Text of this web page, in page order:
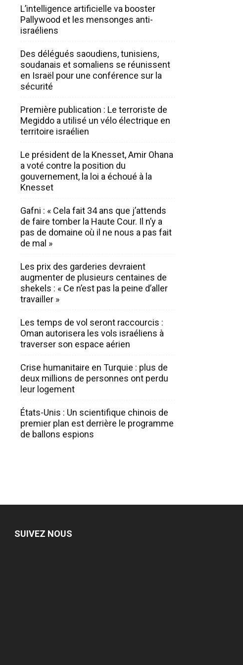
L’intelligence artificielle va booster
Pallywood et les mensonges anti-
israéliens
Des délégués saoudiens, tunisiens,
soudanais et somaliens se réunissent
en Israël pour une conférence sur la
sécurité
Première publication : Le terroriste de
Megiddo a utilisé un vélo électrique en
territoire israélien
Le président de la Knesset, Amir Ohana
a voté contre la position du
gouvernement, la loi a échoué à la
Knesset
Gafni : « Cela fait 34 ans que j’attends
de faire tomber la Haute Cour. Il n’y a
pas de domaine où il ne nous a pas fait
de mal »
Les prix des garderies devraient
augmenter de plusieurs centaines de
shekels : « Ce n’est pas la peine d’aller
travailler »
Les temps de vol seront raccourcis :
Oman autorisera les vols israéliens à
traverser son espace aérien
Crise humanitaire en Turquie : plus de
deux millions de personnes ont perdu
leur logement
États-Unis : Un scientifique chinois de
premier plan est derrière le programme
de ballons espions
SUIVEZ NOUS